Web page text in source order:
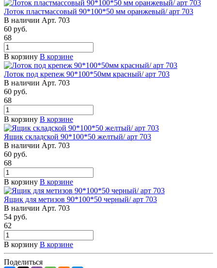
Лоток пластмассовый 90*100*50 мм оранжевый/ арт 703
В наличии Арт. 703
60 руб.
68
В корзину В корзине
Лоток под крепеж 90*100*50мм красный/ арт 703
В наличии Арт. 703
60 руб.
68
В корзину В корзине
Ящик складской 90*100*50 желтый/ арт 703
В наличии Арт. 703
60 руб.
68
В корзину В корзине
Ящик для метизов 90*100*50 черный/ арт 703
В наличии Арт. 703
54 руб.
62
В корзину В корзине
Поделиться